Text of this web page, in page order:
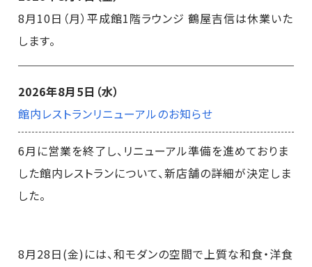
8月10日（月）平成館1階ラウンジ 鶴屋吉信は休業いた
します。
2026年8月5日（水）
館内レストランリニューアルのお知らせ
6月に営業を終了し、リニューアル準備を進めておりま
した館内レストランについて、新店舗の詳細が決定しま
した。
8月28日(金)には、和モダンの空間で上質な和食・洋食